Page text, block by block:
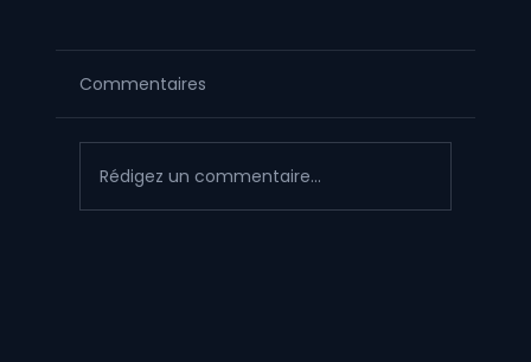
Commentaires
Rédigez un commentaire...